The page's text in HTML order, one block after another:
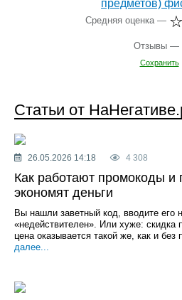
предметов)
Средняя оценка —
Отзывы —
Сохранить
Статьи от
26.05.2026 14:18 4 308
Как работают промокоды и
экономят деньги
Вы нашли заветный код, вводите его
«недействителен». Или хуже: скидка
цена оказывается такой же, как и без
далее...